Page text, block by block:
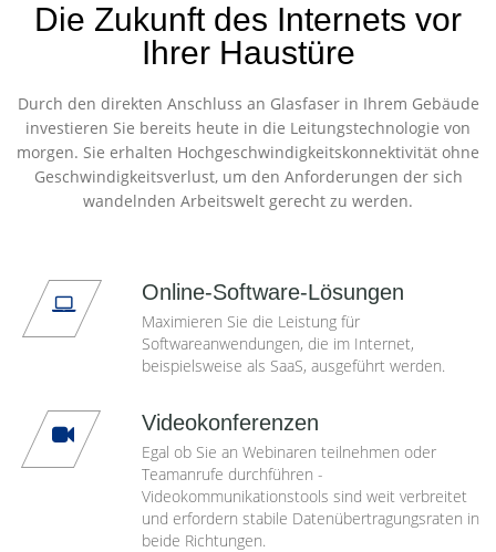
Die Zukunft des Internets vor
Ihrer Haustüre
Durch den direkten Anschluss an Glasfaser in Ihrem Gebäude
investieren Sie bereits heute in die Leitungstechnologie von
morgen. Sie erhalten Hochgeschwindigkeitskonnektivität ohne
Geschwindigkeitsverlust, um den Anforderungen der sich
wandelnden Arbeitswelt gerecht zu werden.
Online-Software-Lösungen
Maximieren Sie die Leistung für
Softwareanwendungen, die im Internet,
beispielsweise als SaaS, ausgeführt werden.
Videokonferenzen
Egal ob Sie an Webinaren teilnehmen oder
Teamanrufe durchführen -
Videokommunikationstools sind weit verbreitet
und erfordern stabile Datenübertragungsraten in
beide Richtungen.